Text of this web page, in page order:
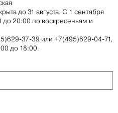
до 31 августа. С 1 сентября
до 20:00 по воскресеньям и
37-39 или +7(495)629-04-71,
до 18:00.